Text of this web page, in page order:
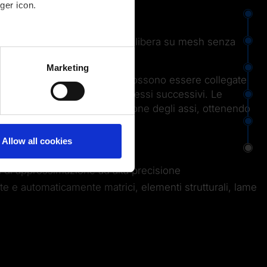
icon.
meters
Marketing
Allow all cookies
superfici planari e a forma libera su mesh senza
ad alta precisione che possono essere collegate
parametrico per i processi successivi. Le
alla direzione degli assi, ottenendo
semplice click.
approssimazione ad alta precisione
e automaticamente matrici, elementi strutturali, lame
⬤
⬤
⬤
⬤
⬤
⬤